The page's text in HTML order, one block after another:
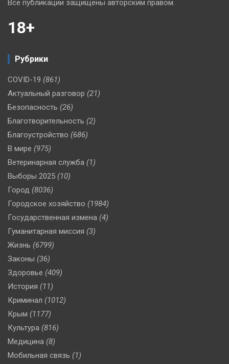
Все публикации защищены авторским правом.
18+
Рубрики
COVID-19 (861)
Актуальный разговор (21)
Безопасность (26)
Благотворительность (2)
Благоустройство (686)
В мире (975)
Ветеринарная служба (1)
Выборы 2025 (10)
Город (8036)
Городское хозяйство (1984)
Государственная измена (4)
Гуманитарная миссия (3)
Жизнь (6799)
Законы (36)
Здоровье (409)
История (11)
Криминал (1012)
Крым (1177)
Культура (816)
Медицина (8)
Мобильная связь (1)